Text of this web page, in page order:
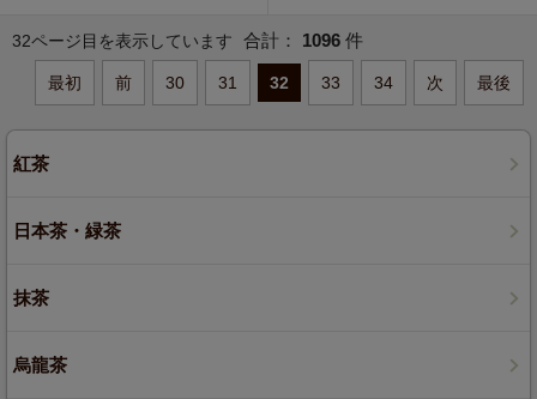
32ページ目を表示しています 合計： 1096 件
最初 前 30 31 32 33 34 次 最後
紅茶
日本茶・緑茶
抹茶
烏龍茶